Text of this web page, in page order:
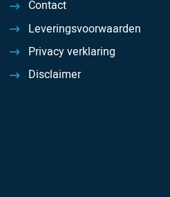
Contact
Leveringsvoorwaarden
Privacy verklaring
Disclaimer